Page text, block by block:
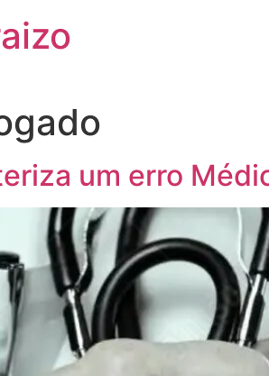
um erro